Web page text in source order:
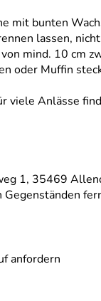
mit bunten
lassen,
mind. 10 cm
oder Muffin
viele Anlässe
1, 35469
anfordern